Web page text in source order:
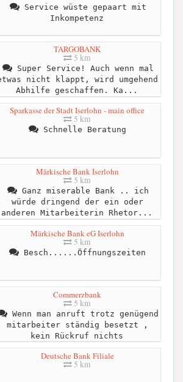
Service wüste gepaart mit
Inkompetenz
TARGOBANK
5 km
Super Service! Auch wenn mal
nicht klappt, wird umgehend
Abhilfe geschaffen. Ka...
Sparkasse der Stadt Iserlohn - main office
5 km
Schnelle Beratung
Märkische Bank Iserlohn
5 km
Ganz miserable Bank .. ich
würde dringend der ein oder
anderen Mitarbeiterin Rhetor...
Märkische Bank eG Iserlohn
5 km
Besch......Öffnungszeiten
Commerzbank
5 km
Wenn man anruft trotz genügend
mitarbeiter ständig besetzt ,
kein Rückruf nichts
Deutsche Bank Filiale
5 km